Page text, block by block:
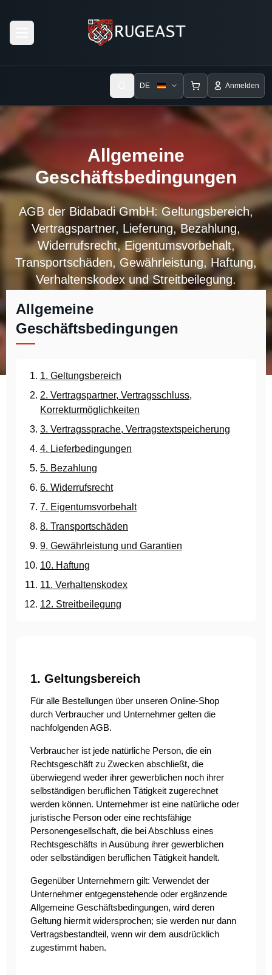
DE Anmelden
Allgemeine
Geschäftsbedingungen
AGB der Bidabadi GmbH: Geltungsbereich,
Vertragspartner, Lieferung, Bezahlung,
Widerrufsrecht, Eigentumsvorbehalt,
Transportschäden, Gewährleistung, Haftung,
Verhaltenskodex und Streitbeilegung.
Allgemeine
Geschäftsbedingungen
1. Geltungsbereich
2. Vertragspartner, Vertragsschluss,
Korrekturmöglichkeiten
3. Vertragssprache, Vertragstextspeicherung
4. Lieferbedingungen
5. Bezahlung
6. Widerrufsrecht
7. Eigentumsvorbehalt
8. Transportschäden
9. Gewährleistung und Garantien
10. Haftung
11. Verhaltenskodex
12. Streitbeilegung
1. Geltungsbereich
Für alle Bestellungen über unseren Online-Shop
durch Verbraucher und Unternehmer gelten die
nachfolgenden AGB.
Verbraucher ist jede natürliche Person, die ein
Rechtsgeschäft zu Zwecken abschließt, die
überwiegend weder ihrer gewerblichen noch ihrer
selbständigen beruflichen Tätigkeit zugerechnet
werden können. Unternehmer ist eine natürliche oder
juristische Person oder eine rechtsfähige
Personengesellschaft, die bei Abschluss eines
Rechtsgeschäfts in Ausübung ihrer gewerblichen
oder selbständigen beruflichen Tätigkeit handelt.
Gegenüber Unternehmern gilt: Verwendet der
Unternehmer entgegenstehende oder ergänzende
Allgemeine Geschäftsbedingungen, wird deren
Geltung hiermit widersprochen; sie werden nur dann
Vertragsbestandteil, wenn wir dem ausdrücklich
zugestimmt haben.